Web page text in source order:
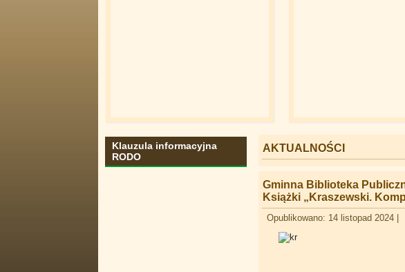
Klauzula informacyjna
RODO
AKTUALNOŚCI
Gminna Biblioteka
Książki „Kraszewski.
Opublikowano: 14 listopad 2024